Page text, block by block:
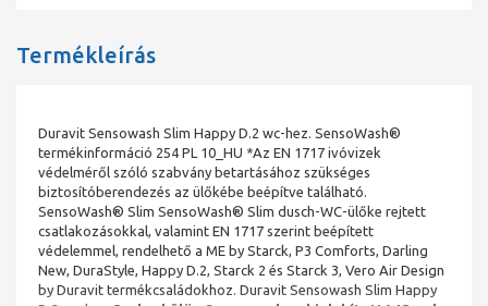
Termékleírás
Duravit Sensowash Slim Happy D.2 wc-hez. SensoWash®
termékinformáció 254 PL 10_HU *Az EN 1717 ivóvizek
védelméről szóló szabvány betartásához szükséges
biztosítóberendezés az ülőkébe beépítve található.
SensoWash® Slim SensoWash® Slim dusch-WC-ülőke rejtett
csatlakozásokkal, valamint EN 1717 szerint beépített
védelemmel, rendelhető a ME by Starck, P3 Comforts, Darling
New, DuraStyle, Happy D.2, Starck 2 és Starck 3, Vero Air Design
by Duravit termékcsaládokhoz. Duravit Sensowash Slim Happy